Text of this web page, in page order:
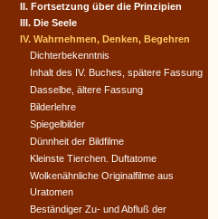
II. Fortsetzung über die Prinzipien
III. Die Seele
IV. Wahrnehmen, Denken, Begehren
Dichterbekenntnis
Inhalt des IV. Buches, spätere Fassung
Dasselbe, ältere Fassung
Bilderlehre
Spiegelbilder
Dünnheit der Bildfilme
Kleinste Tierchen. Duftatome
Wolkenähnliche Originalfilme aus
Uratomen
Beständiger Zu- und Abfluß der